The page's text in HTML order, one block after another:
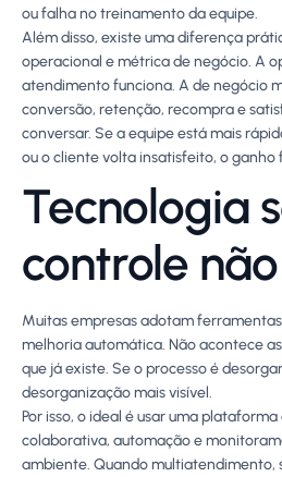
ou falha no treinamento da equipe.
Além disso, existe uma diferença
operacional e métrica de negócio. A
atendimento funciona. A de negócio
conversão, retenção, recompra e
conversar. Se a equipe está mais
ou o cliente volta insatisfeito, o ganho
Tecnologia
controle
Muitas empresas adotam
melhoria automática. Não acontece
que já existe. Se o processo é
desorganização mais visível.
Por isso, o ideal é usar uma
colaborativa, automação e
ambiente. Quando multiatendimento,